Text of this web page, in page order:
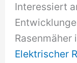
Interessiert
Rasenmäher
Elektrischer